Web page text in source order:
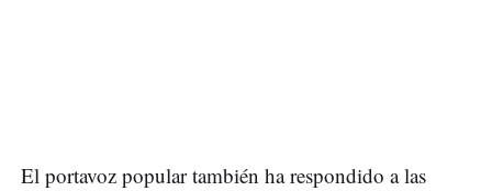
El portavoz popular también ha respondido a las